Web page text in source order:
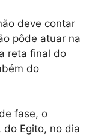
deve contar
pôde atuar na
reta final do
do
fase, o
do Egito, no dia